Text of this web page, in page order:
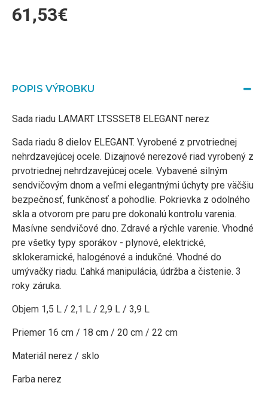
61,53€
POPIS VÝROBKU
Sada riadu LAMART LTSSSET8 ELEGANT nerez
Sada riadu 8 dielov ELEGANT. Vyrobené z prvotriednej
nehrdzavejúcej ocele. Dizajnové nerezové riad vyrobený z
prvotriednej nehrdzavejúcej ocele. Vybavené silným
sendvičovým dnom a veľmi elegantnými úchyty pre väčšiu
bezpečnosť, funkčnosť a pohodlie. Pokrievka z odolného
skla a otvorom pre paru pre dokonalú kontrolu varenia.
Masívne sendvičové dno. Zdravé a rýchle varenie. Vhodné
pre všetky typy sporákov - plynové, elektrické,
sklokeramické, halogénové a indukčné. Vhodné do
umývačky riadu. Ľahká manipulácia, údržba a čistenie. 3
roky záruka.
Objem 1,5 L / 2,1 L / 2,9 L / 3,9 L
Priemer 16 cm / 18 cm / 20 cm / 22 cm
Materiál nerez / sklo
Farba nerez